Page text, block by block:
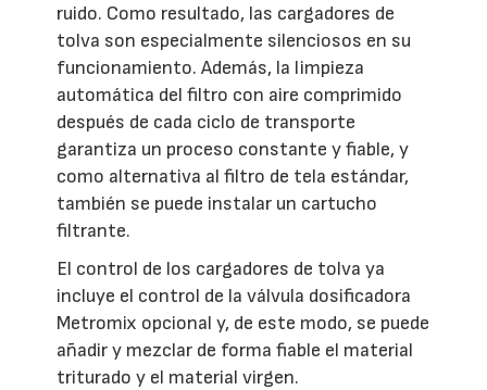
ruido. Como resultado, las cargadores de
tolva son especialmente silenciosos en su
funcionamiento. Además, la limpieza
automática del filtro con aire comprimido
después de cada ciclo de transporte
garantiza un proceso constante y fiable, y
como alternativa al filtro de tela estándar,
también se puede instalar un cartucho
filtrante.
El control de los cargadores de tolva ya
incluye el control de la válvula dosificadora
Metromix opcional y, de este modo, se puede
añadir y mezclar de forma fiable el material
triturado y el material virgen.